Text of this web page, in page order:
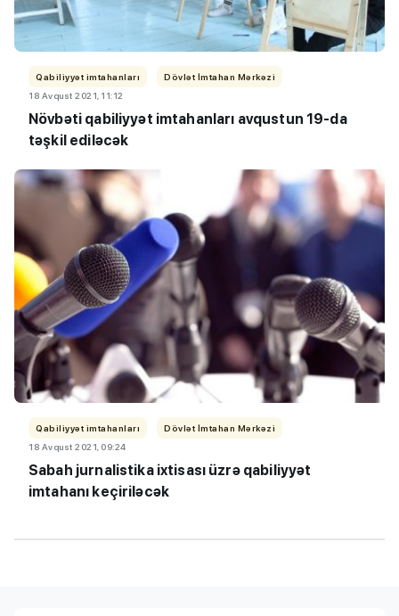
Qabiliyyət imtahanları
Dövlət İmtahan Mərkəzi
18 Avqust 2021, 11:12
Növbəti qabiliyyət imtahanları avqustun 19-da
təşkil ediləcək
Qabiliyyət imtahanları
Dövlət İmtahan Mərkəzi
18 Avqust 2021, 09:24
Sabah jurnalistika ixtisası üzrə qabiliyyət
imtahanı keçiriləcək